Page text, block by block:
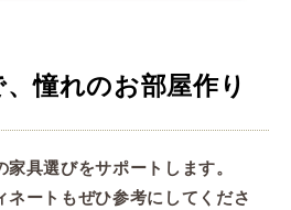
憧れのお部屋作り
具選びをサポートします。
ネートもぜひ参考にしてくださ